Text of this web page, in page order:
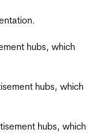
hubs, which
hubs, which
hubs, which